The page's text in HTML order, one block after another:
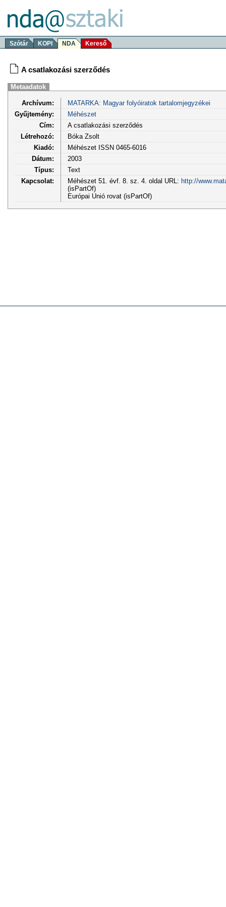
Szótár KOPI NDA Kereső
A csatlakozási szerződés
Metaadatok
Archívum:
MATARKA: Magyar folyóiratok tartalomjegyzékei
Gyűjtemény:
Méhészet
Cím:
A csatlakozási szerződés
Létrehozó:
Bóka Zsolt
Kiadó:
Méhészet ISSN 0465-6016
Dátum:
2003
Típus:
Text
Kapcsolat:
Méhészet 51. évf. 8. sz. 4. oldal URL: http://
(isPartOf)
Európai Unió rovat (isPartOf)